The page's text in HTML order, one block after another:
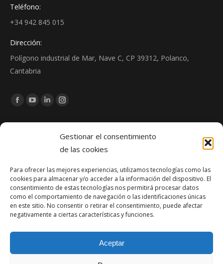
Gestionar el consentimiento
de las cookies
Para ofrecer las mejores experiencias, utilizamos tecnologías como las
cookies para almacenar y/o acceder a la información del dispositivo. El
consentimiento de estas tecnologías nos permitirá procesar datos
como el comportamiento de navegación o las identificaciones únicas
en este sitio. No consentir o retirar el consentimiento, puede afectar
negativamente a ciertas características y funciones.
Aceptar
Teléfono:
+34 942 845 015
Dirección:
Polígono industrial de Mar, Nave C, CP 39312, Polanco,
Cantabria
Encuéntranos en:
Facebook
window
YouTube
window
Linkedin
window
Instagram
in
window
Zona de Juegos Infantiles de Pomaluengo: construcción e
instalación de espacio público en Cantabria
abril 21, 2026
Reforma del edificio de oficinas Lagunilla (SCS) en Santander
diciembre 1, 2025
Obra finalizada: Ampliación del puerto de Santoña
agosto 13, 2025